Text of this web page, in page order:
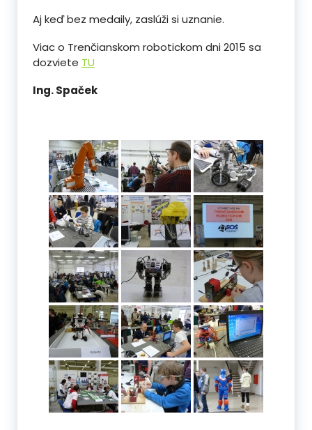
Aj keď bez medaily, zaslúži si uznanie.
Viac o Trenčianskom robotickom dni 2015 sa
dozviete TU
Ing. Spaček